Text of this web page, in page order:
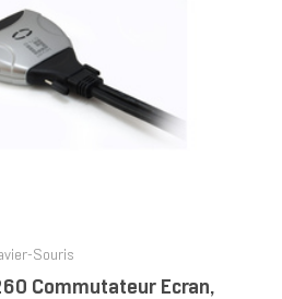
Souris
Commutateur Écran,